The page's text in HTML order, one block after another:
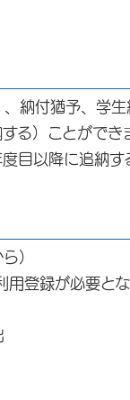
納付猶予、学
る）ことができ
目以降に追納す
）
登録が必要とな